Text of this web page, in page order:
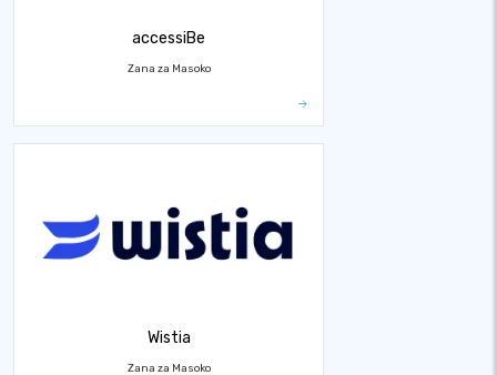
accessiBe
Zana za Masoko
Wistia
Zana za Masoko